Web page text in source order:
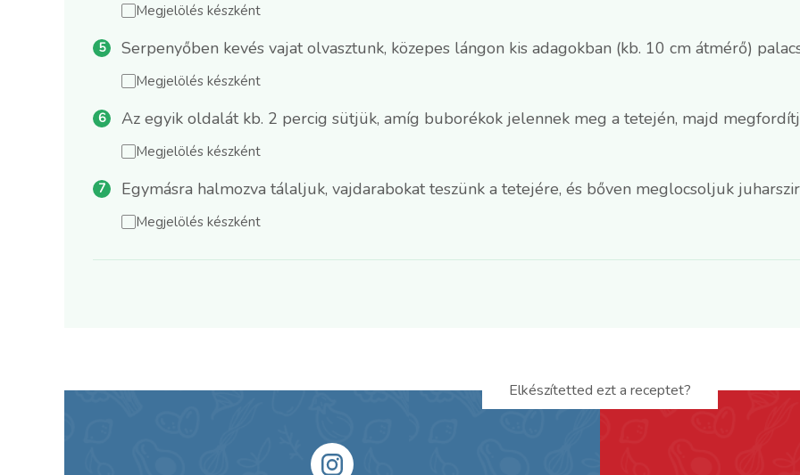
Megjelölés készként
Serpenyőben kevés vajat olvasztunk, közepes lángon kis adagokban (kb. 10 cm átmérő)
Megjelölés készként
Az egyik oldalát kb. 2 percig sütjük, amíg buborékok jelennek meg a tetején, majd
Megjelölés készként
Egymásra halmozva tálaljuk, vajdarabokat teszünk a tetejére, és bőven meglocsoljuk
Megjelölés készként
Elkészítetted ezt a receptet?